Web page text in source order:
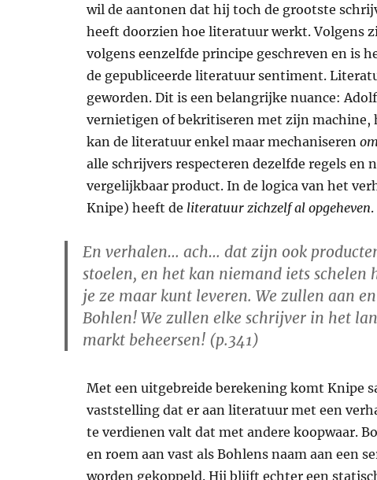
wil de aantonen dat hij toch de grootste
heeft doorzien hoe literatuur werkt. Volgens
volgens eenzelfde principe geschreven en is
de gepubliceerde literatuur sentiment.
geworden. Dit is een belangrijke nuance:
vernietigen of bekritiseren met zijn machine,
kan de literatuur enkel maar mechaniseren
alle schrijvers respecteren dezelfde regels en
vergelijkbaar product. In de logica van het
Knipe) heeft de literatuur zichzelf al opgeheven.
En verhalen… ach… dat zijn ook
stoelen, en het kan niemand iets schelen
je ze maar kunt leveren. We zullen aan
Bohlen! We zullen elke schrijver in het
markt beheersen! (p.341)
Met een uitgebreide berekening komt Knipe
vaststelling dat er aan literatuur met een
te verdienen valt dat met andere koopwaar.
en roem aan vast als Bohlens naam aan een
worden gekoppeld. Hij blijft echter een